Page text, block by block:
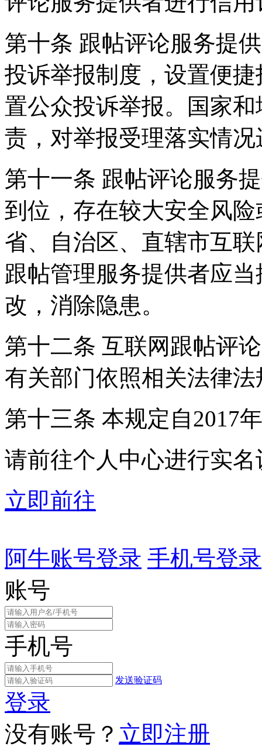
第十条 跟帖评论服务提
投诉举报制度，设置便
置公众投诉举报。国家
责，对举报受理落实情
第十一条 跟帖评论服务
到位，存在较大安全风
省、自治区、直辖市互
跟帖管理服务提供者应
改，消除隐患。
第十二条 互联网跟帖评
有关部门依照相关法律
第十三条 本规定自2017
请前往个人中心进行实名
立即前往
阿牛账号登录 手机号登录
账号
手机号
发送验证码
登录
没有账号？ 立即注册